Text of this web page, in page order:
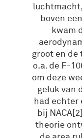
boven
kwam
groot en de
o.a. de F-
om deze
geluk van
had echter
bij
theorie